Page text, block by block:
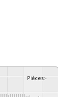
Pièces:-